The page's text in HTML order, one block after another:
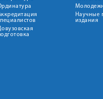
Научные
издания